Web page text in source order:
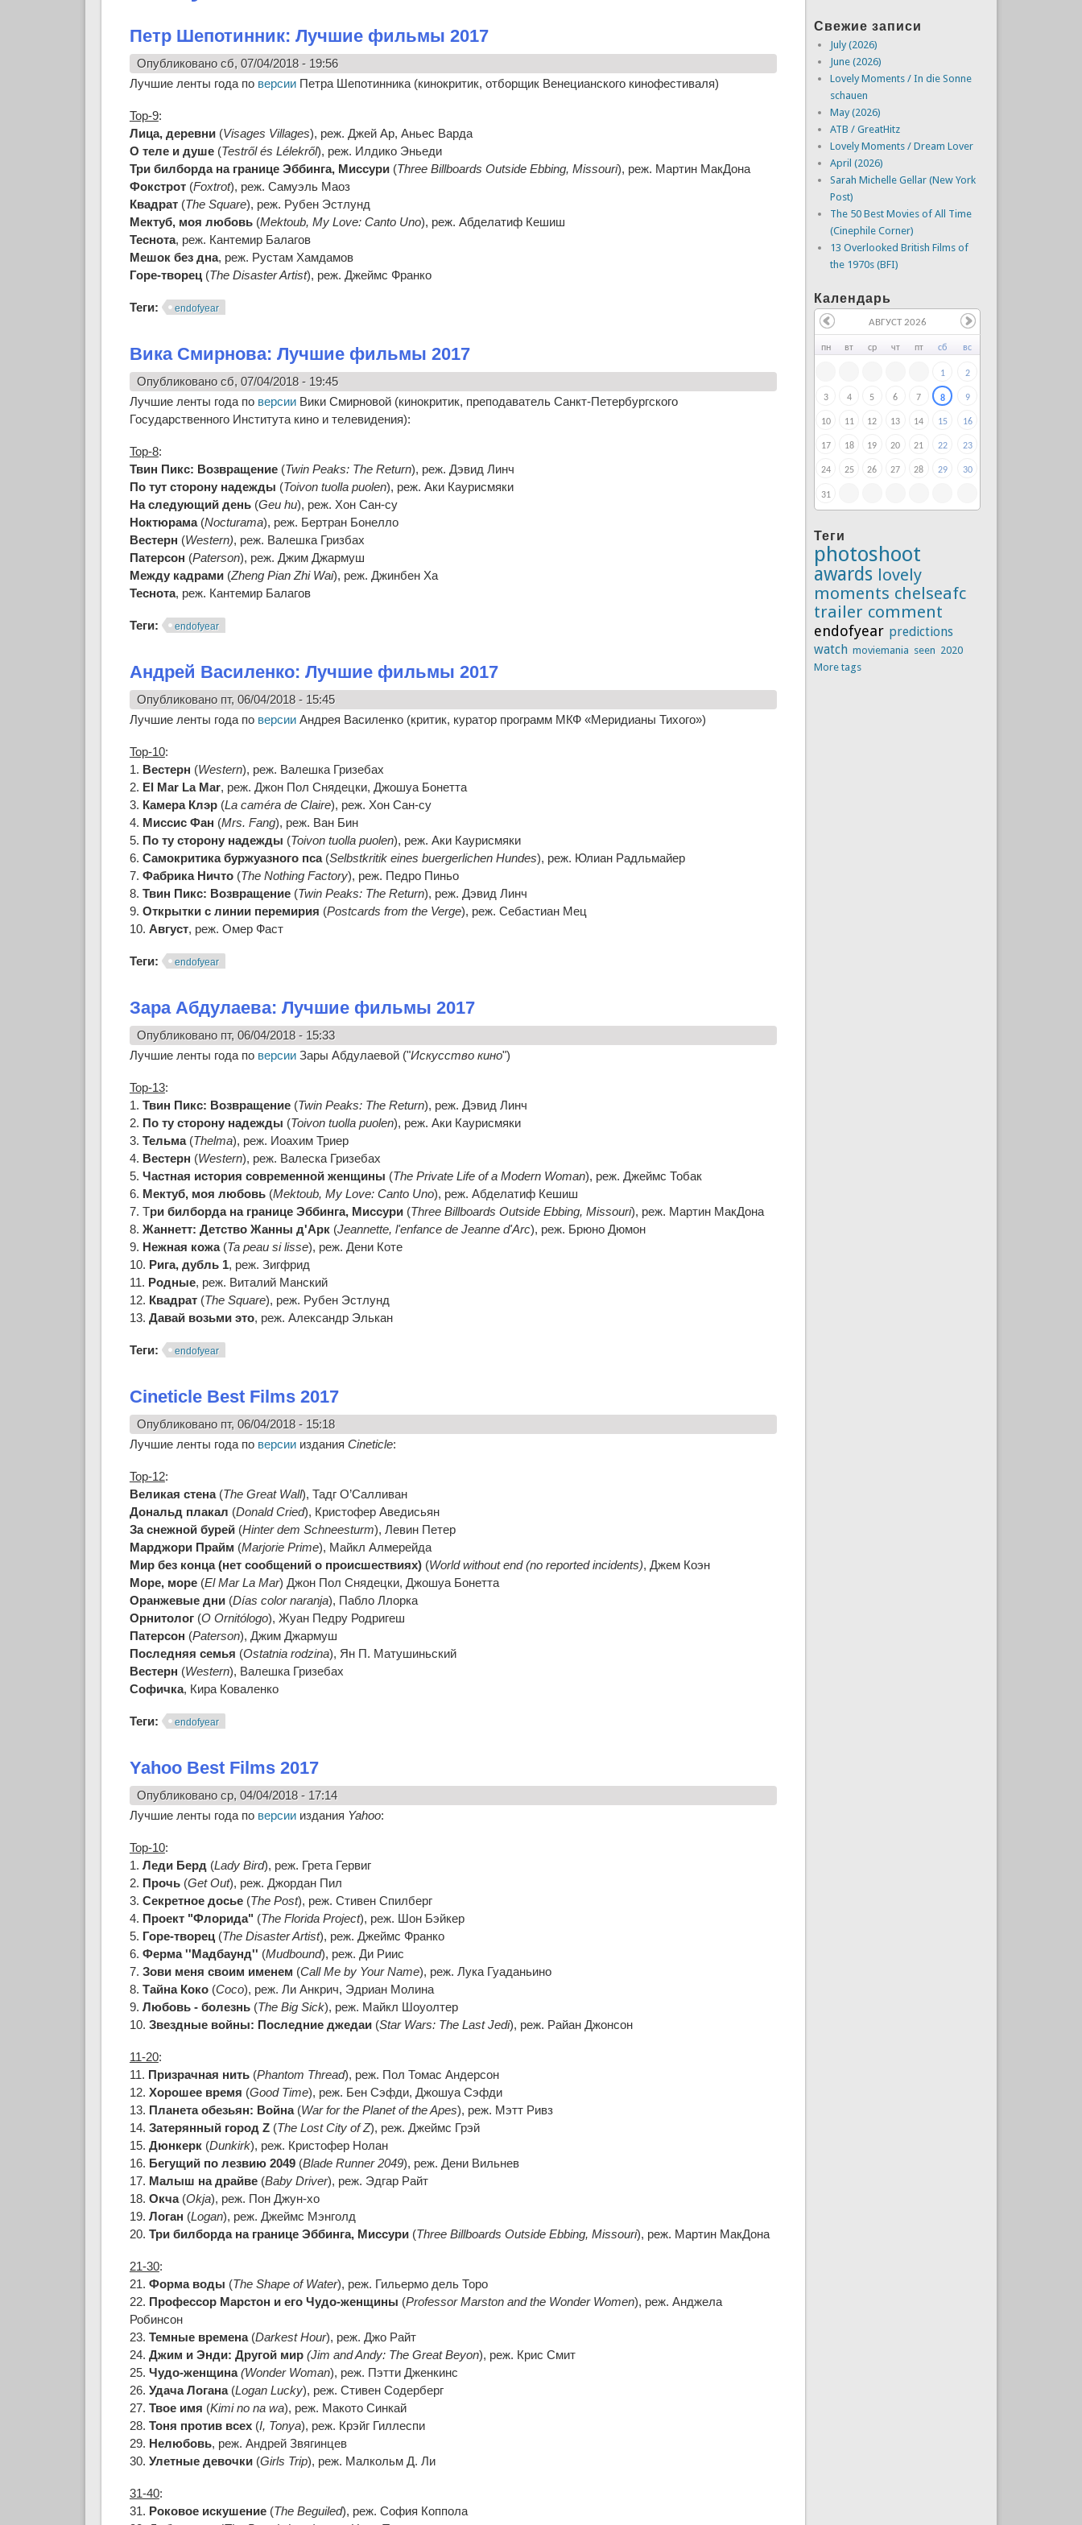
Петр Шепотинник: Лучшие фильмы 2017
Опубликовано сб, 07/04/2018 - 19:56
Лучшие ленты года по версииПетра Шепотинника (кинокритик, отборщик Венецианского кинофестиваля)
Top-9:
Лица, деревни(Visages Villages), реж. Джей Ар, Аньес Варда
О теле и душе(Testről és Lélekről), реж. Илдико Эньеди
Три билборда на границе Эббинга, Миссури(Three Billboards Outside Ebbing, Missouri), реж. Мартин МакДона
Фокстрот(Foxtrot), реж. Самуэль Маоз
Квадрат(The Square), реж. Рубен Эстлунд
Мектуб, моя любовь(Mektoub, My Love: Canto Uno), реж. Абделатиф Кешиш
Теснота, реж. Кантемир Балагов
Мешок без дна, реж. Рустам Хамдамов
Горе-творец(The Disaster Artist), реж. Джеймс Франко
Теги: endofyear
Вика Смирнова: Лучшие фильмы 2017
Опубликовано сб, 07/04/2018 - 19:45
Лучшие ленты года по версииВики Смирновой (кинокритик, преподаватель Санкт-Петербургского
Государственного Института кино и телевидения):
Top-8:
Твин Пикс: Возвращение(Twin Peaks: The Return), реж. Дэвид Линч
По тут сторону надежды (Toivon tuolla puolen), реж. Аки Каурисмяки
На следующий день(Geu hu), реж. Хон Сан-су
Ноктюрама(Nocturama), реж. Бертран Бонелло
Вестерн (Western), реж. Валешка Гризбах
Патерсон (Paterson), реж. Джим Джармуш
Между кадрами(Zheng Pian Zhi Wai), реж. Джинбен Ха
Теснота, реж. Кантемир Балагов
Теги: endofyear
Андрей Василенко: Лучшие фильмы 2017
Опубликовано пт, 06/04/2018 - 15:45
Лучшие ленты года по версииАндрея Василенко (критик, куратор программ МКФ «Меридианы Тихого»)
Top-10:
1. Вестерн (Western), реж. Валешка Гризебах
2. El Mar La Mar, реж. Джон Пол Снядецки, Джошуа Бонетта
3. Камера Клэр(La caméra de Claire), реж. Хон Сан-су
4. Миссис Фан (Mrs. Fang), реж. Ван Бин
5. По ту сторону надежды (Toivon tuolla puolen), реж. Аки Каурисмяки
6. Самокритика буржуазного пса(Selbstkritik eines buergerlichen Hundes), реж. Юлиан Радльмайер
7. Фабрика Ничто(The Nothing Factory), реж. Педро Пиньо
8. Твин Пикс: Возвращение(Twin Peaks: The Return), реж. Дэвид Линч
9. Открытки с линии перемирия (Postcards from the Verge), реж. Себастиан Мец
10. Август, реж. Омер Фаст
Теги: endofyear
Зара Абдулаева: Лучшие фильмы 2017
Опубликовано пт, 06/04/2018 - 15:33
Лучшие ленты года по версии Зары Абдулаевой ("Искусство кино")
Top-13:
1. Твин Пикс: Возвращение(Twin Peaks: The Return), реж. Дэвид Линч
2. По ту сторону надежды (Toivon tuolla puolen), реж. Аки Каурисмяки
3. Тельма (Thelma), реж. Иоахим Триер
4. Вестерн (Western), реж. Валеска Гризебах
5. Частная история современной женщины (The Private Life of a Modern Woman), реж. Джеймс Тобак
6. Мектуб, моя любовь(Mektoub, My Love: Canto Uno), реж. Абделатиф Кешиш
7. Три билборда на границе Эббинга, Миссури (Three Billboards Outside Ebbing, Missouri), реж. Мартин МакДона
8. Жаннетт: Детство Жанны д'Арк(Jeannette, l'enfance de Jeanne d'Arc), реж. Брюно Дюмон
9. Нежная кожа(Ta peau si lisse), реж. Дени Коте
10. Рига, дубль 1, реж. Зигфрид
11. Родные, реж. Виталий Манский
12. Квадрат(The Square), реж. Рубен Эстлунд
13. Давай возьми это, реж. Александр Элькан
Теги: endofyear
Cineticle Best Films 2017
Опубликовано пт, 06/04/2018 - 15:18
Лучшие ленты года по версиииздания Cineticle:
Top-12:
Великая стена(The Great Wall), Тадг О’Салливан
Дональд плакал (Donald Cried), Кристофер Аведисьян
За снежной бурей(Hinter dem Schneesturm), Левин Петер
Марджори Прайм (Marjorie Prime), Майкл Алмерейда
Мир без конца (нет сообщений о происшествиях) (World without end (no reported incidents), Джем Коэн
Море, море (El Mar La Mar) Джон Пол Снядецки, Джошуа Бонетта
Оранжевые дни(Días color naranja), Пабло Ллорка
Орнитолог(O Ornitólogo), Жуан Педру Родригеш
Патерсон (Paterson), Джим Джармуш
Последняя семья (Ostatnia rodzina), Ян П. Матушиньский
Вестерн (Western), Валешка Гризебах
Софичка, Кира Коваленко
Теги: endofyear
Yahoo Best Films 2017
Опубликовано ср, 04/04/2018 - 17:14
Лучшие ленты года по версиииздания Yahoo:
Top-10:
1. Леди Берд (Lady Bird), реж. Грета Гервиг
2. Прочь(Get Out), реж. Джордан Пил
3. Секретное досье(The Post), реж. Стивен Спилберг
4. Проект "Флорида" (The Florida Project), реж. Шон Бэйкер
5. Горе-творец(The Disaster Artist), реж. Джеймс Франко
6. Ферма ''Мадбаунд'' (Mudbound), реж. Ди Риис
7. Зови меня своим именем (Call Me by Your Name), реж. Лука Гуаданьино
8. Тайна Коко(Coco), реж. Ли Анкрич, Эдриан Молина
9. Любовь - болезнь(The Big Sick), реж. Майкл Шоуолтер
10. Звездные войны: Последние джедаи(Star Wars: The Last Jedi), реж. Райан Джонсон
11-20:
11. Призрачная нить(Phantom Thread), реж. Пол Томас Андерсон
12. Хорошее время (Good Time), реж. Бен Сэфди, Джошуа Сэфди
13. Планета обезьян: Война(War for the Planet of the Apes), реж. Мэтт Ривз
14. Затерянный город Z(The Lost City of Z), реж. Джеймс Грэй
15. Дюнкерк(Dunkirk), реж. Кристофер Нолан
16. Бегущий по лезвию 2049(Blade Runner 2049), реж. Дени Вильнев
17. Малыш на драйве(Baby Driver), реж. Эдгар Райт
18. Окча (Okja), реж. Пон Джун-хо
19. Логан (Logan), реж. Джеймс Мэнголд
20. Три билборда на границе Эббинга, Миссури(Three Billboards Outside Ebbing, Missouri), реж. Мартин МакДона
21-30:
21. Форма воды (The Shape of Water), реж. Гильермо дель Торо
22. Профессор Марстон и его Чудо-женщины (Professor Marston and the Wonder Women), реж. Анджела
Робинсон
23. Темные времена (Darkest Hour), реж. Джо Райт
24. Джим и Энди: Другой мир (Jim and Andy: The Great Beyon), реж. Крис Смит
25. Чудо-женщина (Wonder Woman), реж. Пэтти Дженкинс
26. Удача Логана(Logan Lucky), реж. Стивен Содерберг
27. Твое имя (Kimi no na wa), реж. Макото Синкай
28. Тоня против всех(I, Tonya), реж. Крэйг Гиллеспи
29. Нелюбовь, реж. Андрей Звягинцев
30. Улетные девочки(Girls Trip), реж. Малкольм Д. Ли
31-40:
31. Роковое искушение(The Beguiled), реж. София Коппола
Свежие записи
July (2026)
June (2026)
Lovely Moments / In die Sonne
schauen
May (2026)
ATB / GreatHitz
Lovely Moments / Dream Lover
April (2026)
Sarah Michelle Gellar (New York
Post)
The 50 Best Movies of All Time
(Cinephile Corner)
13 Overlooked British Films of
the 1970s (BFI)
Календарь
пн вт ср чт пт сб вс
1 2
3 4 5 6 7 8 9
10 11 12 13 14 15 16
17 18 19 20 21 22 23
24 25 26 27 28 29 30
31
АВГУСТ 2026
Теги
photoshoot
awards lovely
moments chelseafc
trailer comment
endofyear predictions
watch moviemania seen 2020
More tags